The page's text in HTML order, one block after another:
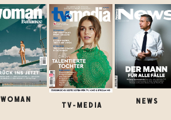
WOMAN
TV-MEDIA
NEWS